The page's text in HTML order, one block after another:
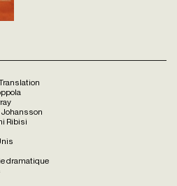
Johansson
Ribisi
dramatique